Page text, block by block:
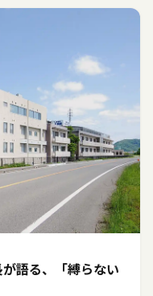
語る、「縛らない